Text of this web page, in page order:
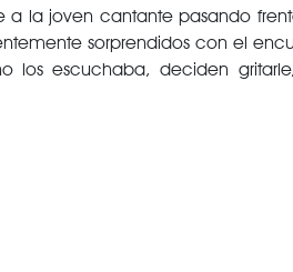
a la joven cantante pasando
sorprendidos con el
escuchaba, deciden